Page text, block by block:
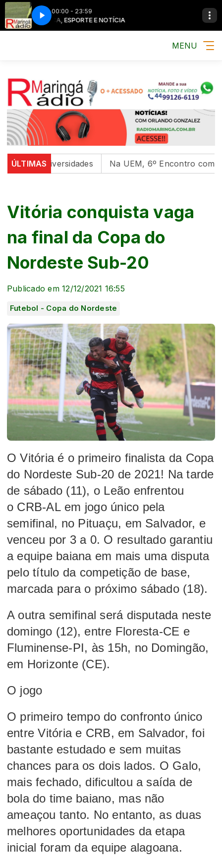
00:00 - 23:59
MÚSICA, ESPORTE E NOTÍCIA MÚSICA,
MENU
ÚLTIMAS
universidades Na UEM, 6º Encontro com as
Vitória conquista vaga
na final da Copa do
Nordeste Sub-20
Publicado em 12/12/2021 16:55
Futebol - Copa do Nordeste
OVitóriaé o primeiro finalista da Copa
do Nordeste Sub-20 de 2021! Na tarde
de sábado (11), o Leão enfrentou
o CRB-ALem jogo único pela
semifinal, no Pituaçu, em Salvador, e
venceu por 3 a 0. O resultado garantiu
a equipe baiana em mais uma disputa
pelo título da competição de base,
marcada para o próximo sábado (18).
A outra semifinal será disputada neste
domingo (12), entre Floresta-CE e
Fluminense-PI, às 15h, no Domingão,
em Horizonte (CE).
O jogo
O primeiro tempo do confronto único
entre Vitória e CRB, em Salvador, foi
bastante estudado e sem muitas
chances para os dois lados. O Galo,
mais fechado, dificultou a saída de
bola do time baiano, mas não
ameaçou tanto. No entanto, as duas
melhores oportunidades da etapa
inicial foram da equipe alagoana.